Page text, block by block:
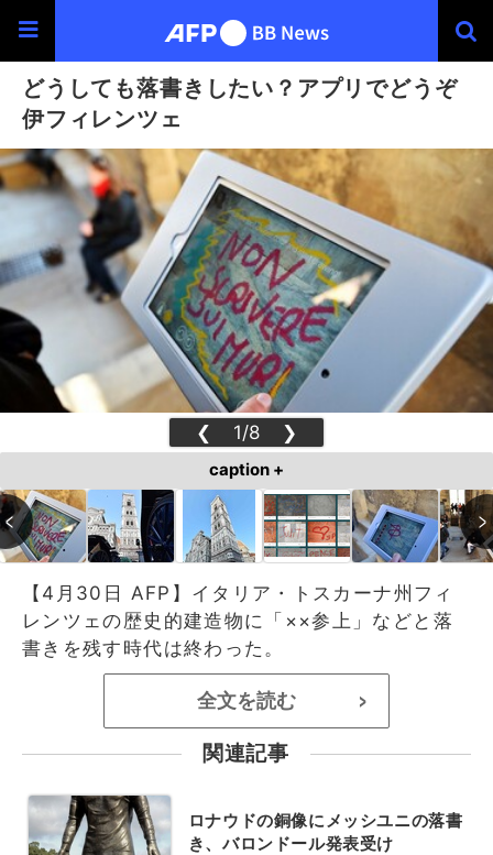
どうしても落書きしたい？アプリでどうぞ
伊フィレンツェ
❮ 1/8 ❯
caption +
【4月30日 AFP】イタリア・トスカーナ州フィ
レンツェの歴史的建造物に「××参上」などと落
書きを残す時代は終わった。
全文を読む >
関連記事
ロナウドの銅像にメッシユニの落書
き、バロンドール発表受け